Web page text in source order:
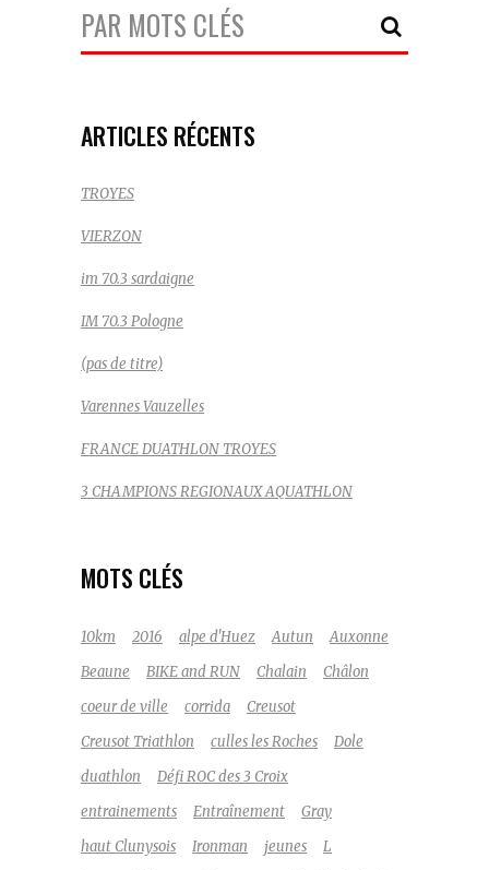
Votre
Recherche:
ARTICLES RÉCENTS
TROYES
VIERZON
im 70.3 sardaigne
IM 70.3 Pologne
(pas de titre)
Varennes Vauzelles
FRANCE DUATHLON TROYES
3 CHAMPIONS REGIONAUX AQUATHLON
MOTS CLÉS
10km 2016 alpe d'Huez Autun
Auxonne
Beaune
BIKE and RUN Chalain
Châlon
coeur de ville
corrida
Creusot
Creusot Triathlon
culles les Roches
Dole
duathlon
Défi ROC des 3 Croix
entrainements
Entraînement
Gray
haut Clunysois
Ironman jeunes
L